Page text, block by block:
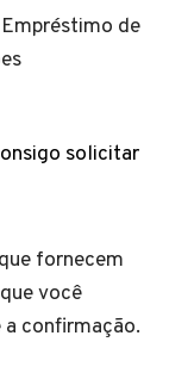
de
solicitar
fornecem
você
confirmação.